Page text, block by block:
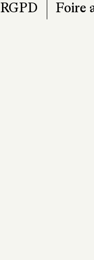
RGPD Foire